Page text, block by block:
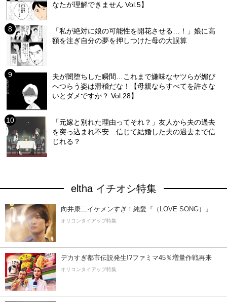
なたが理解できません Vol.5】
「私が絶対に娘の可能性を開花させる…！」娘に高
額を注ぎ自分の夢を押しつけた母の大誤算
夫が闇堕ちした瞬間…これまで嫌味なヤツらが媚び
へつらう姿は滑稽だな！【母親ならすべてを許さな
いとダメですか？ Vol.28】
「元嫁と別れた理由ってそれ？」友人から夫の過去
を突っ込まれ不安…信じて結婚した夫の過去まで信
じれる？
eltha イチオシ特集
向井康二イケメンすぎ！純愛『（LOVE SONG）』
オリコンタイアップ特集
デカすぎ都市伝説発生!?ファミマ45％増量作戦再来
オリコンタイアップ特集